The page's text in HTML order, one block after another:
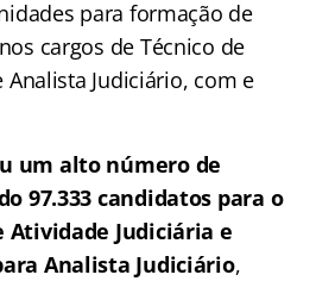
para formação de
cargos de Técnico de
Analista Judiciário, com e
um alto número de
97.333 candidatos para o
Atividade Judiciária e
Analista Judiciário,